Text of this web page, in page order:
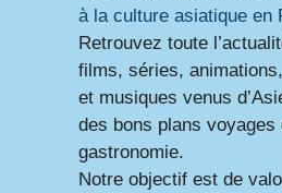
à la culture asiatique en
Retrouvez toute
films, séries,
et musiques venus
des bons plans voyages
gastronomie.
Notre objectif est de